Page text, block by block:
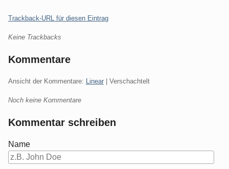
Trackback-URL für diesen Eintrag
Keine Trackbacks
Kommentare
Ansicht der Kommentare: Linear | Verschachtelt
Noch keine Kommentare
Kommentar schreiben
Name